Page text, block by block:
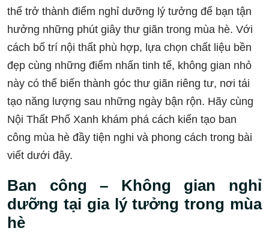
thể trở thành điểm nghỉ dưỡng lý tưởng để bạn tận
hưởng những phút giây thư giãn trong mùa hè. Với
cách bố trí nội thất phù hợp, lựa chọn chất liệu bền
đẹp cùng những điểm nhấn tinh tế, không gian nhỏ
này có thể biến thành góc thư giãn riêng tư, nơi tái
tạo năng lượng sau những ngày bận rộn. Hãy cùng
Nội Thất Phố Xanh khám phá cách kiến tạo ban
công mùa hè đầy tiện nghi và phong cách trong bài
viết dưới đây.
Ban công – Không gian nghỉ
dưỡng tại gia lý tưởng trong mùa
hè